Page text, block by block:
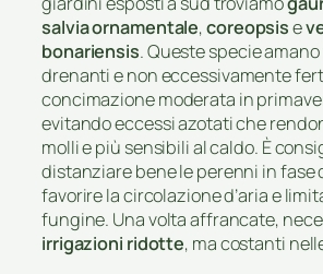
salvia ornamentale,coreopsise
bonariensis. Queste specie
drenanti e non eccessivamente
concimazione moderata in
evitando eccessi azotati che
molli e più sensibili al caldo. È
distanziare bene le perenni in fase
favorire la circolazione d’aria e
fungine. Una volta affrancate,
irrigazioni ridotte, ma costanti